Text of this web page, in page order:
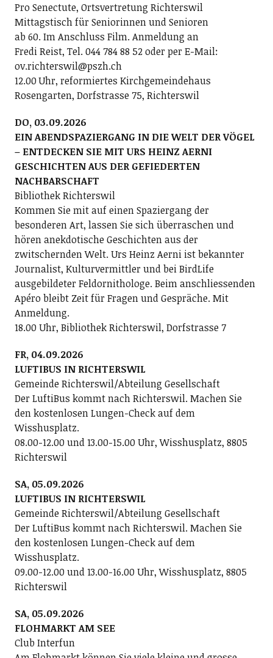
Pro Senectute, Ortsvertretung Richterswil
Mittagstisch für Seniorinnen und Senioren
ab 60. Im Anschluss Film. Anmeldung an
Fredi Reist, Tel. 044 784 88 52 oder per E-Mail:
ov.richterswil@pszh.ch
12.00 Uhr, reformiertes Kirchgemeindehaus
Rosengarten, Dorfstrasse 75, Richterswil
DO, 03.09.2026
EIN ABENDSPAZIERGANG IN DIE WELT DER VÖGEL
– ENTDECKEN SIE MIT URS HEINZ AERNI
GESCHICHTEN AUS DER GEFIEDERTEN
NACHBARSCHAFT
Bibliothek Richterswil
Kommen Sie mit auf einen Spaziergang der
besonderen Art, lassen Sie sich überraschen und
hören anekdotische Geschichten aus der
zwitschernden Welt. Urs Heinz Aerni ist bekannter
Journalist, Kulturvermittler und bei BirdLife
ausgebildeter Feldornithologe. Beim anschliessenden
Apéro bleibt Zeit für Fragen und Gespräche. Mit
Anmeldung.
18.00 Uhr, Bibliothek Richterswil, Dorfstrasse 7
FR, 04.09.2026
LUFTIBUS IN RICHTERSWIL
Gemeinde Richterswil/Abteilung Gesellschaft
Der LuftiBus kommt nach Richterswil. Machen Sie
den kostenlosen Lungen-Check auf dem
Wisshusplatz.
08.00-12.00 und 13.00-15.00 Uhr, Wisshusplatz, 8805
Richterswil
SA, 05.09.2026
LUFTIBUS IN RICHTERSWIL
Gemeinde Richterswil/Abteilung Gesellschaft
Der LuftiBus kommt nach Richterswil. Machen Sie
den kostenlosen Lungen-Check auf dem
Wisshusplatz.
09.00-12.00 und 13.00-16.00 Uhr, Wisshusplatz, 8805
Richterswil
SA, 05.09.2026
FLOHMARKT AM SEE
Club Interfun